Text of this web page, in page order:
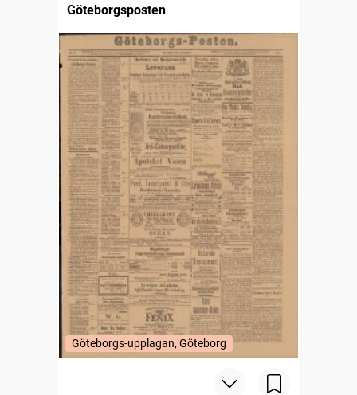
Göteborgsposten
Göteborgs-upplagan, Göteborg